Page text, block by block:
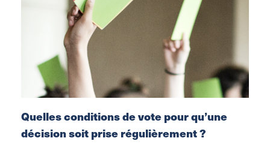
Quelles conditions de vote pour qu’une
décision soit prise régulièrement ?